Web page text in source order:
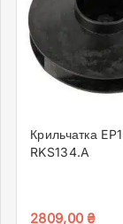
Крильчатка
RKS134.A
2809,00₴